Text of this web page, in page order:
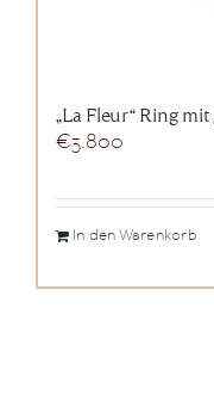
„La Fleur“ Ring
€3.800
In den Warenkorb